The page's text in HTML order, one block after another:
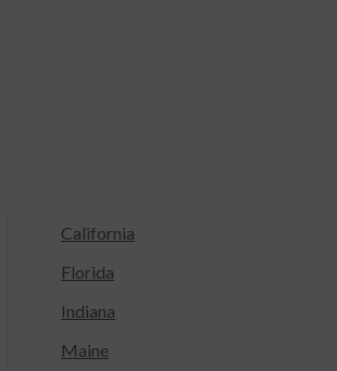
California
Florida
Indiana
Maine